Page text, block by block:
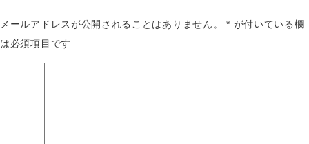
メールアドレスが公開されることはありません。 * が付いている欄
は必須項目です